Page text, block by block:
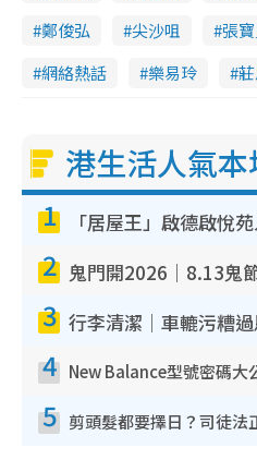
鄭俊弘
尖沙咀 張
網絡熱話
樂易玲
港生活人氣
1
2
3
4
5